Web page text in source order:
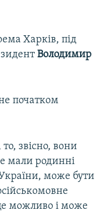
Харків, під
Володимир
початком
звісно, вони
мали родинні
може бути
можливо і може